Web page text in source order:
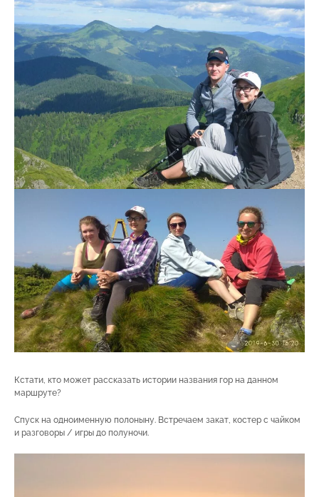
Кстати, кто может рассказать истории названия гор на данном
маршруте?
Спуск на одноименную полоныну. Встречаем закат, костер с чайком
и разговоры / игры до полуночи.